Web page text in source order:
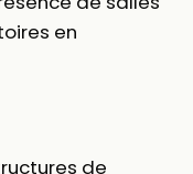
en
de